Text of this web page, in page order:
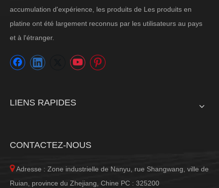
accumulation d'expérience, les produits de Les produits en
platine ont été largement reconnus par les utilisateurs au pays
et à l'étranger.
LIENS RAPIDES
CONTACTEZ-NOUS
Adresse : Zone industrielle de Nanyu, rue Shangwang, ville de
Ruian, province du Zhejiang, Chine PC : 325200